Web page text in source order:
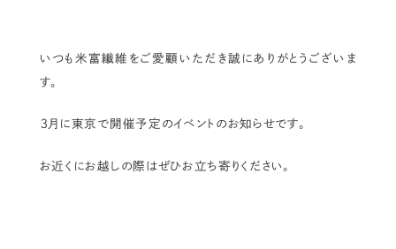
いつも米富繊維をご愛顧いただき誠にありがとうございま
す。
３月に東京で開催予定のイベントのお知らせです。
お近くにお越しの際はぜひお立ち寄りください。